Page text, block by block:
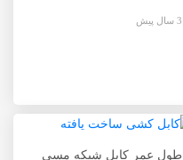
3 سال پیش
طول عمر کابل شبکه مسی